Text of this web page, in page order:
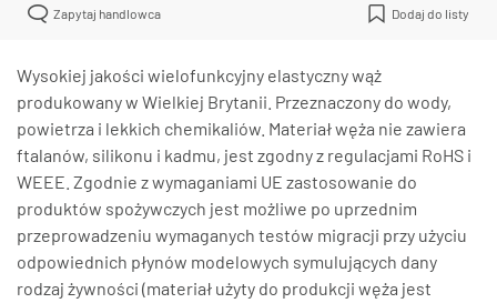
Zapytaj handlowca Dodaj do listy
Wysokiej jakości wielofunkcyjny elastyczny wąż
produkowany w Wielkiej Brytanii. Przeznaczony do wody,
powietrza i lekkich chemikaliów. Materiał węża nie zawiera
ftalanów, silikonu i kadmu, jest zgodny z regulacjami RoHS i
WEEE. Zgodnie z wymaganiami UE zastosowanie do
produktów spożywczych jest możliwe po uprzednim
przeprowadzeniu wymaganych testów migracji przy użyciu
odpowiednich płynów modelowych symulujących dany
rodzaj żywności (materiał użyty do produkcji węża jest